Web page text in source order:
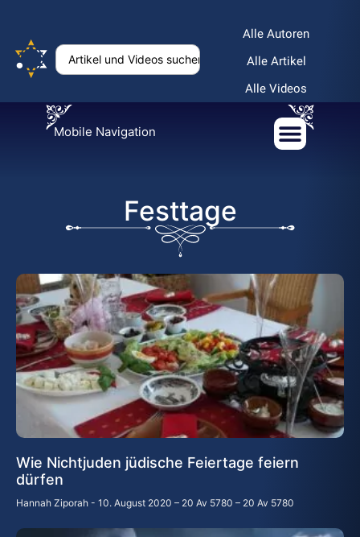
Alle Autoren
Alle Artikel
Alle Videos
Mobile Navigation
Festtage
Wie Nichtjuden jüdische Feiertage feiern
dürfen
Hannah Ziporah 10. August 2020 – 20 Av 5780 – 20 Av 5780